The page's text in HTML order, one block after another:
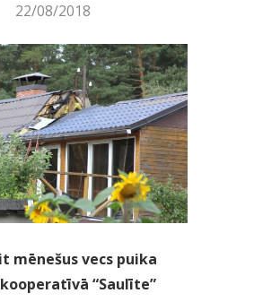
22/08/2018
mēnešus vecs puika
“Saulīte”